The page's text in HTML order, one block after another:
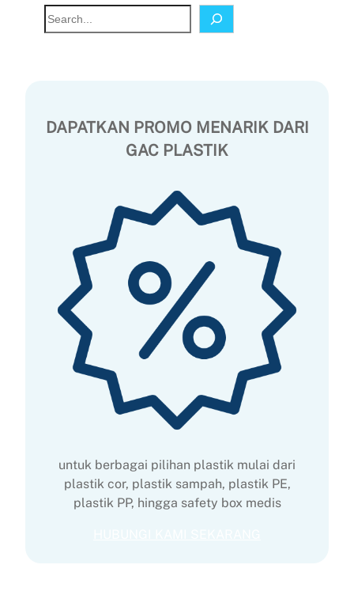
S
e
DAPATKAN PROMO MENARIK DARI
GAC PLASTIK
untuk berbagai pilihan plastik mulai dari
plastik cor, plastik sampah, plastik PE,
plastik PP, hingga safety box medis